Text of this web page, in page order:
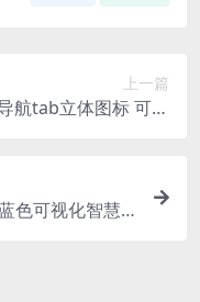
上一篇
航tab立体图标 可视
色可视化智慧